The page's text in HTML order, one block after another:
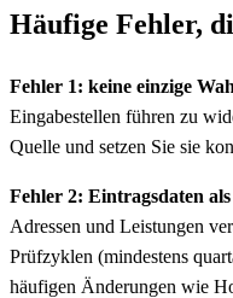
Häufige Fehler,
Fehler 1: keine einzige
Eingabestellen führen zu
Quelle und setzen Sie sie
Fehler 2: Eintragsdaten
Adressen und Leistungen
Prüfzyklen (mindestens
häufigen Änderungen wie